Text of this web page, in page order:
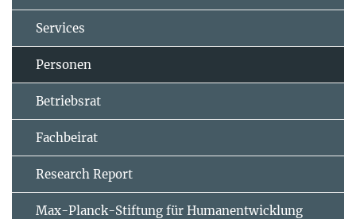
Services
Personen
Betriebsrat
Fachbeirat
Research Report
Max-Planck-Stiftung für Humanentwicklung